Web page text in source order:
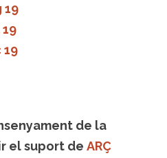
19
19
de la
el suport de ARÇ